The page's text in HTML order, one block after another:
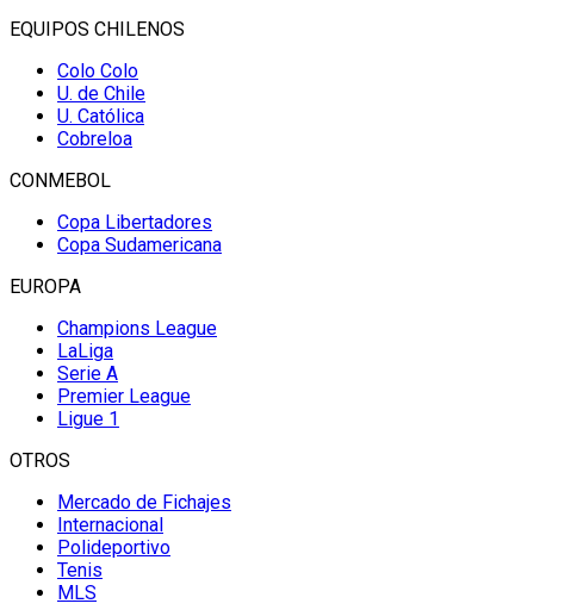
EQUIPOS CHILENOS
Colo Colo
U. de Chile
U. Católica
Cobreloa
CONMEBOL
Copa Libertadores
Copa Sudamericana
EUROPA
Champions League
LaLiga
Serie A
Premier League
Ligue 1
OTROS
Mercado de Fichajes
Internacional
Polideportivo
Tenis
MLS